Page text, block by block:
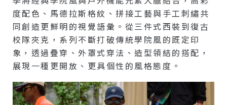
度配色、馬德拉斯格紋、拼接工藝與手工刺繡共
同創造更鮮明的視覺語彙。從三件式西裝到復古
校隊夾克，系列不斷打破傳統學院風的既定印
象，透過疊穿、外罩式穿法、造型領結的搭配，
展現一種更開放、更具個性的風格態度。